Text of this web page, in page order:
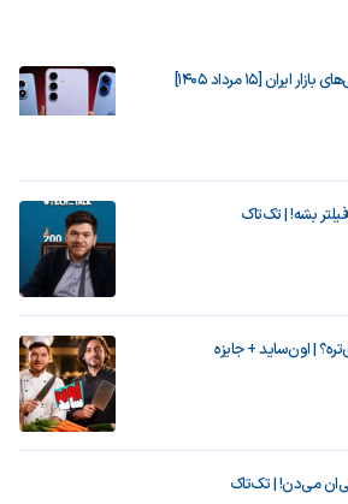
[15 مرداد 1405]
بشه! | تک‌تاک
| اون‌ساید + جایزه